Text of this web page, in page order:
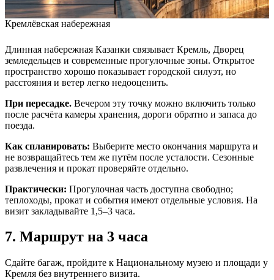
Кремлёвская набережная
Длинная набережная Казанки связывает Кремль, Дворец
земледельцев и современные прогулочные зоны. Открытое
пространство хорошо показывает городской силуэт, но
расстояния и ветер легко недооценить.
При пересадке. Вечером эту точку можно включить только
после расчёта камеры хранения, дороги обратно и запаса до
поезда.
Как спланировать: Выберите место окончания маршрута и
не возвращайтесь тем же путём после усталости. Сезонные
развлечения и прокат проверяйте отдельно.
Практически: Прогулочная часть доступна свободно;
теплоходы, прокат и события имеют отдельные условия. На
визит закладывайте 1,5–3 часа.
7. Маршрут на 3 часа
Сдайте багаж, пройдите к Национальному музею и площади у
Кремля без внутреннего визита.